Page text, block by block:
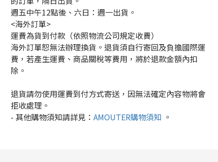
週五中午12點後、六日：週一出貨。
<海外訂單>
運費為貨到付款（依照物流公司規定收費）
海外訂單恕無法辦理換貨。退貨須自行寄回及負擔國際運
費，若產生運費、商品關稅等費用，將於退款金額內扣
除。
退貨請勿使用運費到付方式寄送，因無法確定內容物將會
拒收處理。
- 其他購物須知請詳見： AMOUTER購物須知 。